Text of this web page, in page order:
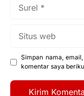
Simpan nama,
komentar saya